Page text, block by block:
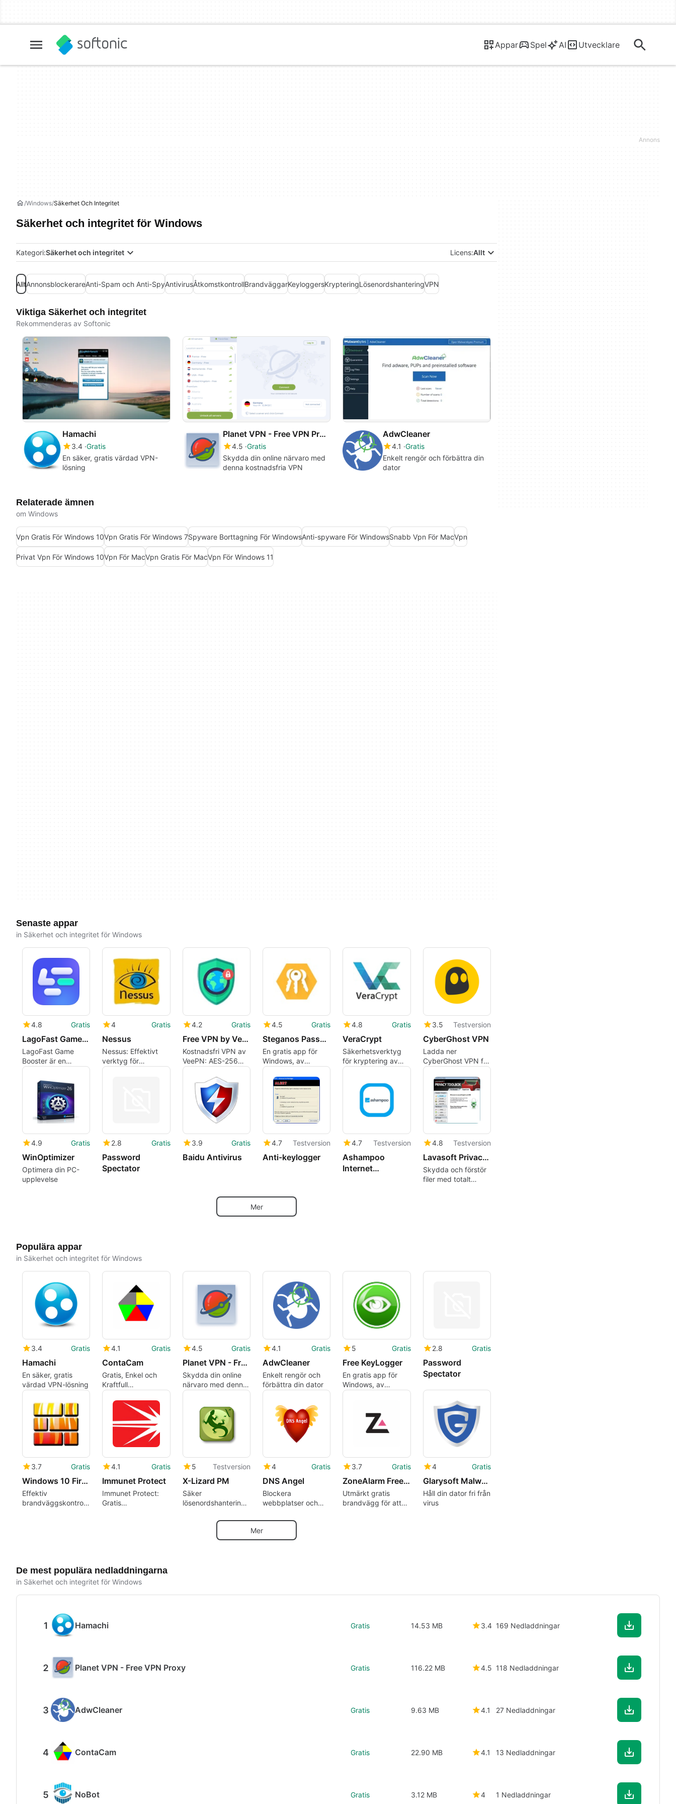
Appar Spel AI Utvecklare
Windows Säkerhet Och Integritet
Säkerhet och integritet för Windows
Kategori:Säkerhet och integritet Licens:Allt
AlltAnnonsblockerareAnti-Spam och Anti-SpyAntivirusÅtkomstkontrollBrandväggarKeyloggersKrypteringLösenordshanteringVPN
Viktiga Säkerhet och integritet
Rekommenderas av Softonic
Hamachi
3.4 Gratis
En säker, gratis värdad VPN-
lösning
Planet VPN - Free VPN Proxy
4.5 Gratis
Skydda din online närvaro med
denna kostnadsfria VPN
AdwCleaner
4.1
Gratis
Enkelt rengör och förbättra din
dator
Relaterade ämnen
om Windows
Vpn Gratis För Windows 10Vpn Gratis För Windows 7Spyware Borttagning För WindowsAnti-spyware För WindowsSnabb Vpn För MacVpn
Privat Vpn För Windows 10Vpn För MacVpn Gratis För MacVpn För Windows 11
Senaste appar
in Säkerhet och integritet för Windows
4.8 Gratis
LagoFast Game Booster
LagoFast Game
Booster är en
effektiv
speloptimeringsprogramvara
utformad för globala
spelare.
4 Gratis
Nessus
Nessus: Effektivt
verktyg för
sårbarhetsanalys
4.2 Gratis
Free VPN by VeePN
Kostnadsfri VPN av
VeePN: AES-256
Windows VPN med
integritetskontroller
4.5 Gratis
Steganos Password Manager
En gratis app för
Windows, av
Steganos GmbH.
4.8 Gratis
VeraCrypt
Säkerhetsverktyg
för kryptering av
filer
3.5 Testversion
CyberGhost VPN
Ladda ner
CyberGhost VPN för
Windows: För
internetintegritet
4.9 Gratis
WinOptimizer
Optimera din PC-
upplevelse
2.8 Gratis
Password
Spectator
3.9 Gratis
Baidu Antivirus
4.7 Testversion
Anti-keylogger
4.7 Testversion
Ashampoo
Internet
4.8 Testversion
Lavasoft Privacy Toolbox
Skydda och förstör
filer med totalt
Mer
Populära appar
in Säkerhet och integritet för Windows
3.4 Gratis
Hamachi
En säker, gratis
värdad VPN-lösning
4.1 Gratis
ContaCam
Gratis, Enkel och
Kraftfull
Videoövervakningsapplikation
från ContaCam
4.5 Gratis
Planet VPN - Free VPN Proxy
Skydda din online
närvaro med denna
kostnadsfria VPN
4.1 Gratis
AdwCleaner
Enkelt rengör och
förbättra din dator
5 Gratis
Free KeyLogger
En gratis app för
Windows, av
HeavenWard.
2.8 Gratis
Password
Spectator
3.7 Gratis
Windows 10 Firewall Control
Effektiv
brandväggskontroll
4.1 Gratis
Immunet Protect
Immunet Protect:
Gratis
5 Testversion
X-Lizard PM
Säker
lösenordshantering
4 Gratis
DNS Angel
Blockera
webbplatser och
som inte är lämpliga
för barn
3.7 Gratis
ZoneAlarm Free Firewall
Utmärkt gratis
brandvägg för att
4 Gratis
Glarysoft Malware Hunter
Håll din dator fri från
virus
Mer
De mest populära nedladdningarna
in Säkerhet och integritet för Windows
Hamachi Gratis 14.53 MB 3.4 169 Nedladdningar
Planet VPN - Free VPN Proxy Gratis 116.22 MB 4.5 118 Nedladdningar
AdwCleaner Gratis 9.63 MB 4.1 27 Nedladdningar
ContaCam Gratis 22.90 MB 4.1 13 Nedladdningar
NoBot Gratis 3.12 MB 4 1 Nedladdningar